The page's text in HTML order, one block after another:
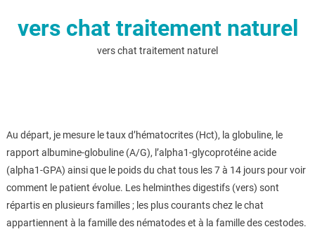
vers chat traitement naturel
vers chat traitement naturel
Au départ, je mesure le taux d’hématocrites (Hct), la globuline, le
rapport albumine-globuline (A/G), l’alpha1-glycoprotéine acide
(alpha1-GPA) ainsi que le poids du chat tous les 7 à 14 jours pour voir
comment le patient évolue. Les helminthes digestifs (vers) sont
répartis en plusieurs familles ; les plus courants chez le chat
appartiennent à la famille des nématodes et à la famille des cestodes.